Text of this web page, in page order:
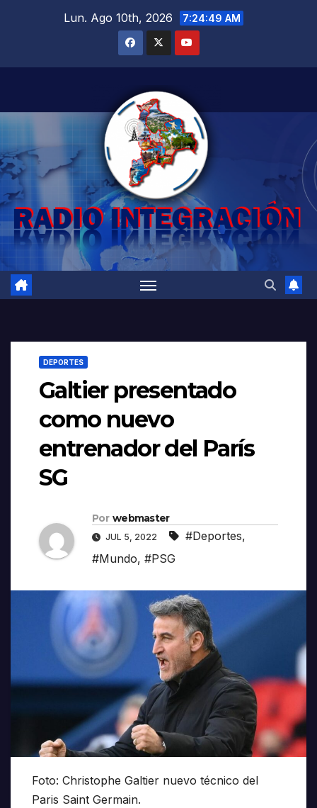
Lun. Ago 10th, 2026 7:24:50 AM
DEPORTES
Galtier presentado
como nuevo
entrenador del París
SG
Por webmaster
JUL 5, 2022 #Deportes,
#Mundo, #PSG
Foto: Christophe Galtier nuevo técnico del
Paris Saint Germain.